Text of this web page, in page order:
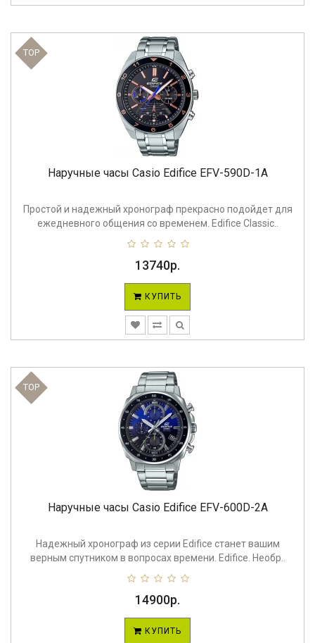
TOP
Наручные часы Casio Edifice EFV-590D-1A
Простой и надежный хронограф прекрасно подойдет для
ежедневного общения со временем. Edifice Classic..
13740р.
КУПИТЬ
TOP
Наручные часы Casio Edifice EFV-600D-2A
Надежный хронограф из серии Edifice станет вашим
верным спутником в вопросах времени. Edifice. Необр..
14900р.
КУПИТЬ